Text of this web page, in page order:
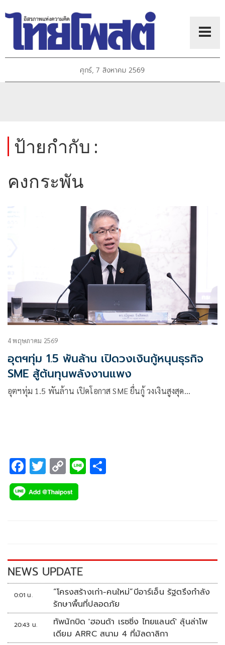
ศุกร์, 7 สิงหาคม 2569
ป้ายกำกับ :
คงกระพัน
4 พฤษภาคม 2569
อุตฯทุ่ม 1.5 พันล้าน เปิดวงเงินกู้หนุนธุรกิจ
SME สู้ต้นทุนพลังงานแพง
อุตฯทุ่ม 1.5 พันล้าน เปิดโอกาส SME ยื่นกู้ วงเงินสูงสุด…
F
ac
e
k
T
wi
tt
C
o
p
k
Li
NEWS UPDATE
0:01 น.
“โครงสร้างเก่า-คนใหม่”บีอาร์เอ็น รัฐตรึงกำลัง
รักษาพื้นที่ปลอดภัย
20:43 น.
ทัพนักบิด 'ฮอนด้า เรซซิ่ง ไทยแลนด์' ลุ้นล่าโพ
เดียม ARRC สนาม 4 ที่มัลดาลิกา